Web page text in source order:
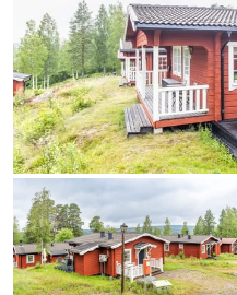
Fasadritning Nya
Årsredovisning
Säfsbyn 1 2024